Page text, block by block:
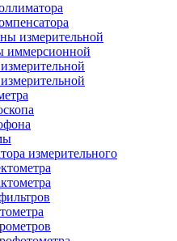
измерительной
иммерсионной
измерительного